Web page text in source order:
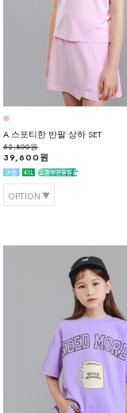
A.스포티한 반팔 상하 SET
52,800원
39,600원
OPTION